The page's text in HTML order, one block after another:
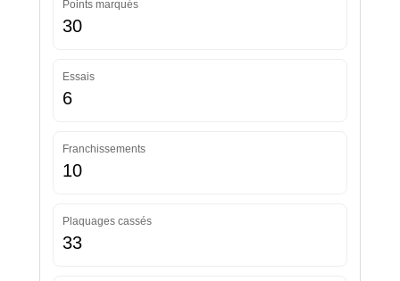
Points marqués
30
Essais
6
Franchissements
10
Plaquages cassés
33